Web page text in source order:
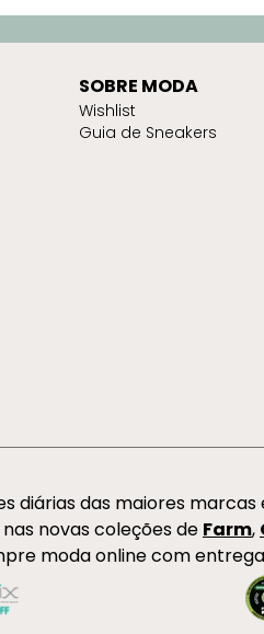
SOBRE MODA
Wishlist
Guia de Sneakers
diárias das maiores
novas coleções de Farm,
moda online com